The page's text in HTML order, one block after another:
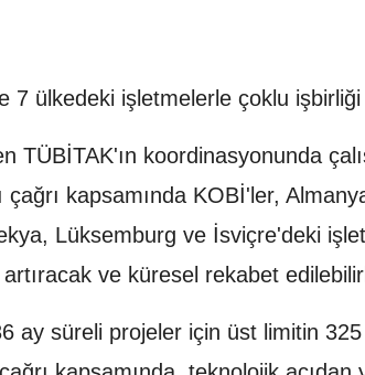
7 ülkedeki işletmelerle çoklu işbirliği
TÜBİTAK'ın koordinasyonunda
çağrı kapsamında KOBİ'ler,
Lüksemburg ve İsviçre'deki
artıracak ve küresel rekabet
ay süreli projeler için üst limitin